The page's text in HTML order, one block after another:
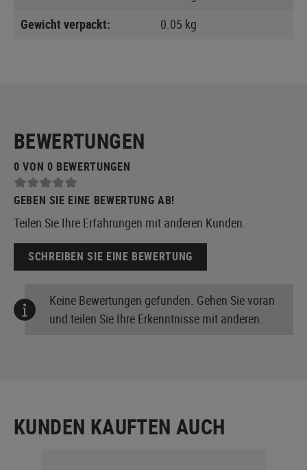
Gewicht verpackt:
0.05 kg
BEWERTUNGEN
0 VON 0 BEWERTUNGEN
GEBEN SIE EINE BEWERTUNG AB!
Teilen Sie Ihre Erfahrungen mit anderen Kunden.
SCHREIBEN SIE EINE BEWERTUNG
Keine Bewertungen gefunden. Gehen Sie voran
und teilen Sie Ihre Erkenntnisse mit anderen.
KUNDEN KAUFTEN AUCH